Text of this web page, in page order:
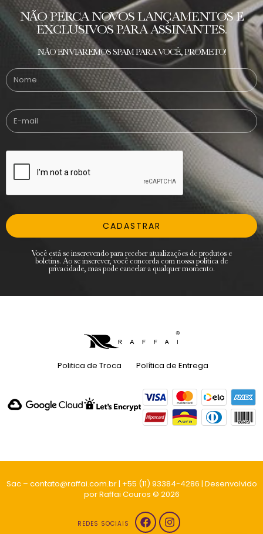
NÃO PERCA NOVOS LANÇAMENTOS E
EXCLUSIVOS PARA ASSINANTES.
NÃO ENVIAREMOS SPAM PARA VOCÊ, PROMETO!
CADASTRAR
Você está se inscrevendo para receber atualizações de produtos e
boletins. Ao se inscrever, você concorda com nossa política de
privacidade, mas pode cancelar a qualquer momento.
Politica de Troca Política de Entrega
Sac – contato@raffai.com.br | +55 (11) 93384-4286 | Desenvolvido
por Raffai Couros © 2026
REDES SOCIAIS